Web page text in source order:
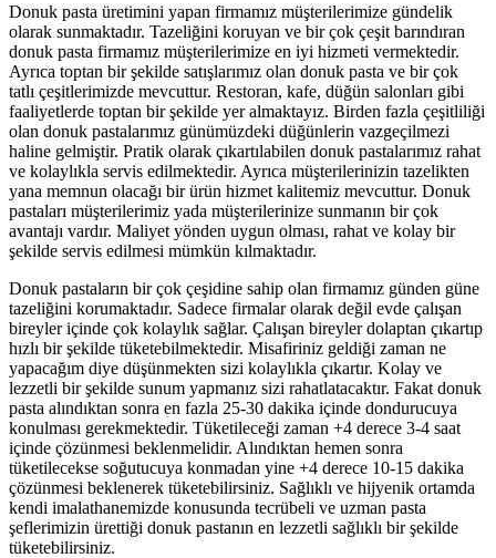
Donuk pasta üretimini yapan firmamız müşterilerimize gündelik
olarak sunmaktadır. Tazeliğini koruyan ve bir çok çeşit barındıran
donuk pasta firmamız müşterilerimize en iyi hizmeti vermektedir.
Ayrıca toptan bir şekilde satışlarımız olan donuk pasta ve bir çok
tatlı çeşitlerimizde mevcuttur. Restoran, kafe, düğün salonları gibi
faaliyetlerde toptan bir şekilde yer almaktayız. Birden fazla çeşitliliği
olan donuk pastalarımız günümüzdeki düğünlerin vazgeçilmezi
haline gelmiştir. Pratik olarak çıkartılabilen donuk pastalarımız rahat
ve kolaylıkla servis edilmektedir. Ayrıca müşterilerinizin tazelikten
yana memnun olacağı bir ürün hizmet kalitemiz mevcuttur. Donuk
pastaları müşterilerimiz yada müşterilerinize sunmanın bir çok
avantajı vardır. Maliyet yönden uygun olması, rahat ve kolay bir
şekilde servis edilmesi mümkün kılmaktadır.
Donuk pastaların bir çok çeşidine sahip olan firmamız günden güne
tazeliğini korumaktadır. Sadece firmalar olarak değil evde çalışan
bireyler içinde çok kolaylık sağlar. Çalışan bireyler dolaptan çıkartıp
hızlı bir şekilde tüketebilmektedir. Misafiriniz geldiği zaman ne
yapacağım diye düşünmekten sizi kolaylıkla çıkartır. Kolay ve
lezzetli bir şekilde sunum yapmanız sizi rahatlatacaktır. Fakat donuk
pasta alındıktan sonra en fazla 25-30 dakika içinde dondurucuya
konulması gerekmektedir. Tüketileceği zaman +4 derece 3-4 saat
içinde çözünmesi beklenmelidir. Alındıktan hemen sonra
tüketilecekse soğutucuya konmadan yine +4 derece 10-15 dakika
çözünmesi beklenerek tüketebilirsiniz. Sağlıklı ve hijyenik ortamda
kendi imalathanemizde konusunda tecrübeli ve uzman pasta
şeflerimizin ürettiği donuk pastanın en lezzetli sağlıklı bir şekilde
tüketebilirsiniz.